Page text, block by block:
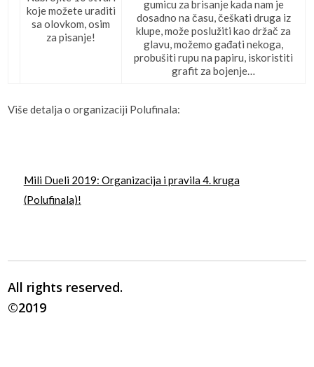
koje možete uraditi
sa olovkom, osim
za pisanje!
gumicu za brisanje kada nam je
dosadno na času, češkati druga iz
klupe, može poslužiti kao držač za
glavu, možemo gađati nekoga,
probušiti rupu na papiru, iskoristiti
grafit za bojenje…
Više detalja o organizaciji Polufinala:
Mili Dueli 2019: Organizacija i pravila 4. kruga
(Polufinala)!
All rights reserved.
©2019